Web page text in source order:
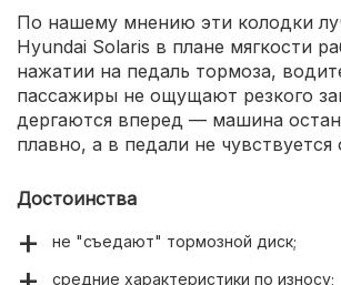
По нашему мнению эти колодки
Hyundai Solaris в плане мягкости
нажатии на педаль тормоза,
пассажиры не ощущают резкого
дергаются вперед — машина
плавно, а в педали не чувствуется
Достоинства
не "съедают" тормозной диск;
средние характеристики по износу;